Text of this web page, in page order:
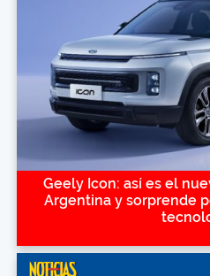
Geely Icon: así es el
Argentina y sorprende